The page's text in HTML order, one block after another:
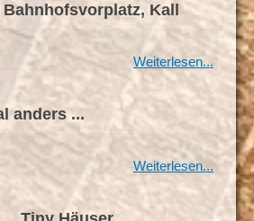
Kall
Weiterlesen...
anders ...
Weiterlesen...